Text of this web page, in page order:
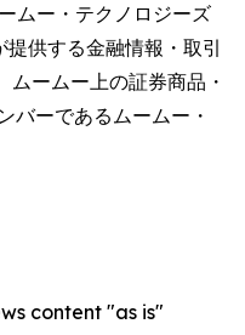
ムー・テクノロジーズ
供する金融情報・取引
ームー上の証券商品・
ーであるムームー・
content "as is"